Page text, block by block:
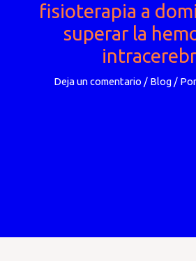
fisioterapia a
superar la
Deja un comentario / Blog/ Por